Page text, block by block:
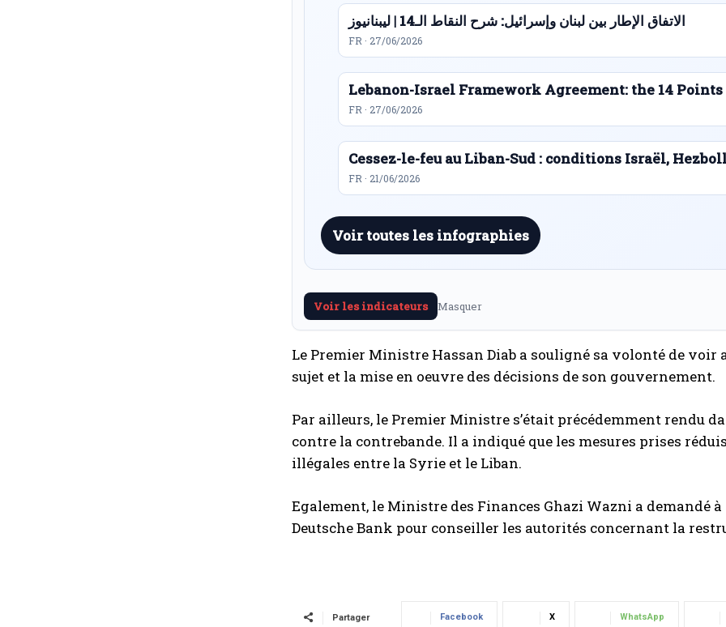
الاتفاق الإطار بين لبنان وإسرائيل: شرح النقاط الـ14 | ليبنانيوز
FR · 27/06/2026
Lebanon-Israel Framework Agreement: the 14 Points
FR · 27/06/2026
Cessez-le-feu au Liban-Sud : conditions Israël,
FR · 21/06/2026
Voir toutes les infographies
Voir les indicateurs Masquer
Le Premier Ministre Hassan Diab a souligné sa volonté de
sujet et la mise en oeuvre des décisions de son gouvernement.
Par ailleurs, le Premier Ministre s’était précédemment rendu
contre la contrebande. Il a indiqué que les mesures prises
illégales entre la Syrie et le Liban.
Egalement, le Ministre des Finances Ghazi Wazni a demandé
Deutsche Bank pour conseiller les autorités concernant la
Partager Facebook X WhatsApp